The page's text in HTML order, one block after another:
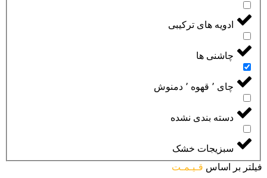
ادویه های ترکیبی
چاشنی ها
چای ٬ قهوه ٬ دمنوش
دسته بندی نشده
سبزیجات خشک
فیلتر بر اساس قـیـمـت